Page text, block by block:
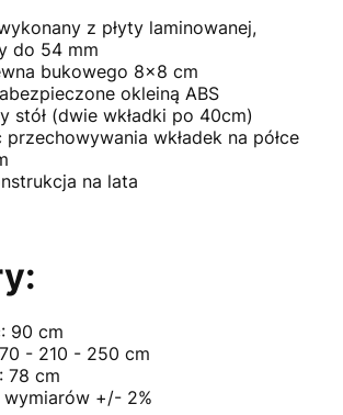
z płyty laminowanej,
do 54 mm
bukowego 8x8 cm
okleiną ABS
stół (dwie wkładki po 40cm)
wkładek na półce
na lata
90 cm
- 210 - 250 cm
78 cm
wymiarów +/- 2%